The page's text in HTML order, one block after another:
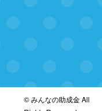
© みんなの助成金 All